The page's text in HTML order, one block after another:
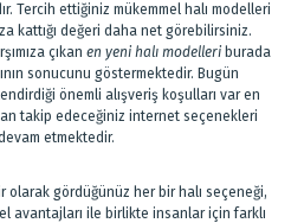
Tercih ettiğiniz mükemmel halı modelleri
kattığı değeri daha net görebilirsiniz.
çıkan en yeni halı modelleri burada
sonucunu göstermektedir. Bugün
önemli alışveriş koşulları var en
takip edeceğiniz internet seçenekleri
etmektedir.
olarak gördüğünüz her bir halı seçeneği,
avantajları ile birlikte insanlar için farklı